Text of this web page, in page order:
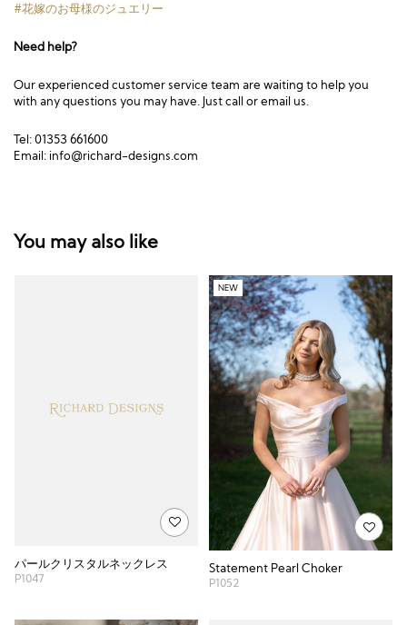
#花嫁のお母様のジュエリー
Need help?
Our experienced customer service team are waiting to help you
with any questions you may have. Just call or email us.
Tel: 01353 661600
Email: info@richard-designs.com
You may also like
パールクリスタルネックレス
P1047
NEW
Statement Pearl Choker
P1052